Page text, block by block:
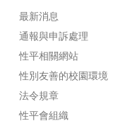
最新消息
通報與申訴處理
性平相關網站
性別友善的校園環境
法令規章
性平會組織